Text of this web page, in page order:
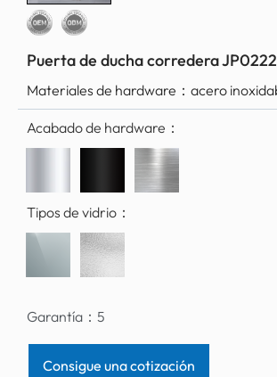
Puerta de ducha corredera JP0222
Materiales de hardware： acero
Acabado de hardware：
Tipos de vidrio：
Garantía： 5
Consigue una cotización